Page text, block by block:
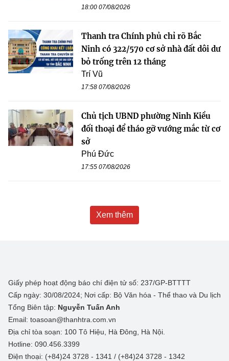
18:00 07/08/2026
Thanh tra Chính phủ chỉ rõ Bắc
Ninh có 322/570 cơ sở nhà đất dôi dư
bỏ trống trên 12 tháng
Trí Vũ
17:58 07/08/2026
Chủ tịch UBND phường Ninh Kiều
đối thoại để tháo gỡ vướng mắc từ cơ
sở
Phú Đức
17:55 07/08/2026
Xem thêm
Giấy phép hoạt động báo chí điện tử số: 237/GP-BTTTT
Cấp ngày: 30/08/2024; Nơi cấp: Bộ Văn hóa - Thể thao và Du lịch
Tổng Biên tập: Nguyễn Tuấn Anh
Email: toasoan@thanhtra.com.vn
Địa chỉ tòa soạn: 100 Tô Hiệu, Hà Đông, Hà Nội.
Hotline: 090.456.3399
Điện thoại: (+84)24 3728 - 1341 / (+84)24 3728 - 1342